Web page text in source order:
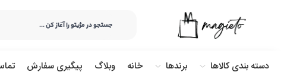
دسته بندی کالاها برندها خانه وبلاگ پیگیری سفارش